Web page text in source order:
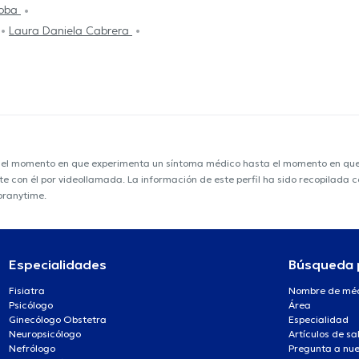
Laura Daniela Cabrera
momento en que experimenta un síntoma médico hasta el momento en
él por videollamada. La información de este perfil ha sido recopilada
Especialidades
Fisiatra
Psicólogo
Ginecólogo Obstetra
Neuropsicólogo
Nefrólogo
Búsqueda
Nombre de
Área
Especialidad
Artículos de
Pregunta a